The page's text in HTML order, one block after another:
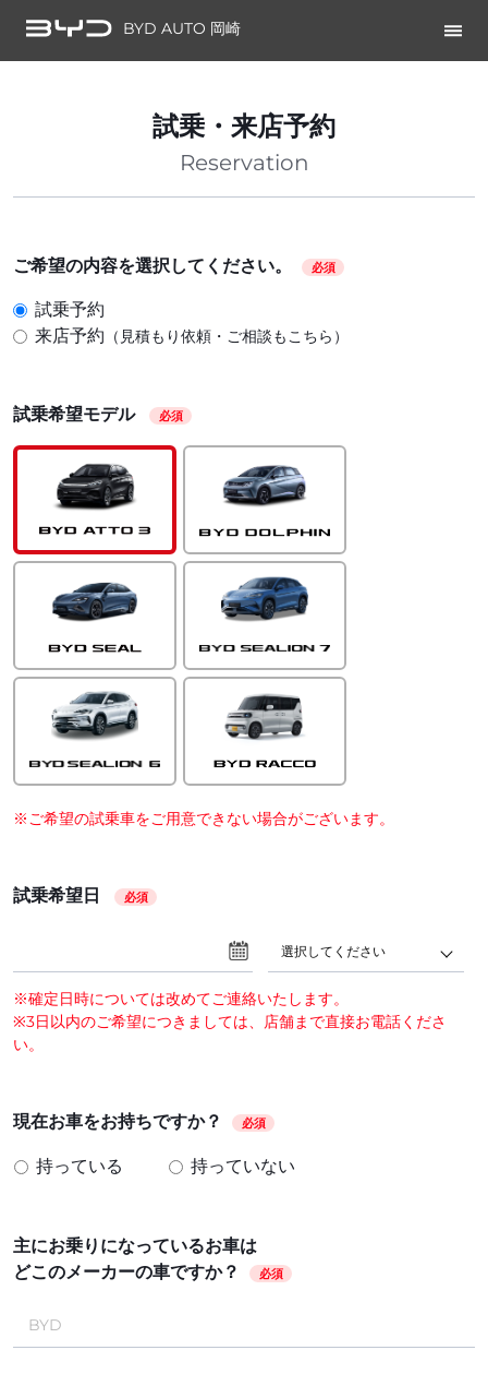
BYD AUTO 岡崎
試乗・来店予約
Reservation
ご希望の内容を選択してください。 必須
試乗予約
来店予約 （見積もり依頼・ご相談もこちら）
試乗希望モデル 必須
※ご希望の試乗車をご用意できない場合がございます。
試乗希望日 必須
選択してください
※確定日時については改めてご連絡いたします。
※3日以内のご希望につきましては、店舗まで直接お電話くださ
い。
現在お車をお持ちですか？ 必須
持っている 持っていない
主にお乗りになっているお車は
どこのメーカーの車ですか？
必須